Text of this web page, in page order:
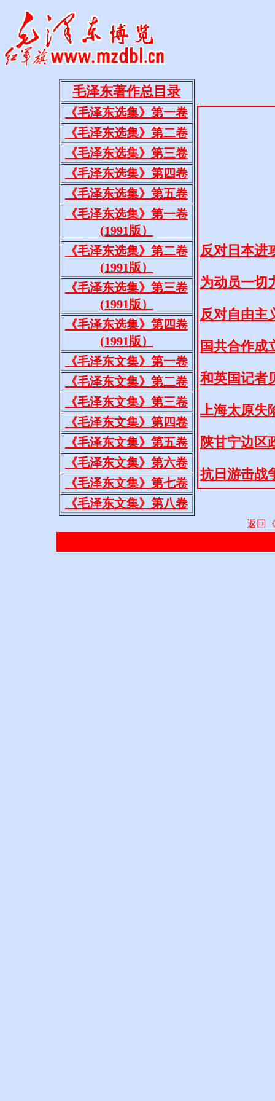
毛泽东著作总目录
《毛泽东选集》第一卷
《毛泽东选集》第二卷
《毛泽东选集》第三卷
《毛泽东选集》第四卷
《毛泽东选集》第五卷
《毛泽东选集》第一卷
(1991版）
《毛泽东选集》第二卷
(1991版）
《毛泽东选集》第三卷
(1991版）
《毛泽东选集》第四卷
(1991版）
《毛泽东文集》第一卷
《毛泽东文集》第二卷
《毛泽东文集》第三卷
《毛泽东文集》第四卷
《毛泽东文集》第五卷
《毛泽东文集》第六卷
《毛泽东文集》第七卷
《毛泽东文集》第八卷
返回